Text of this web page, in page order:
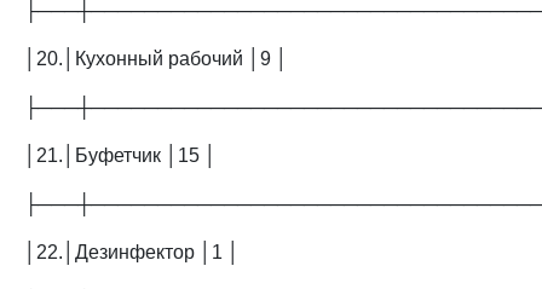
│20.│Кухонный рабочий │9 │
│21.│Буфетчик │15 │
│22.│Дезинфектор │1 │